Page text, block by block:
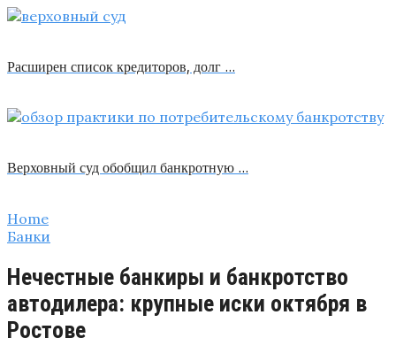
Расширен список кредиторов, долг …
Верховный суд обобщил банкротную …
Home
Банки
Нечестные банкиры и банкротство
автодилера: крупные иски октября в
Ростове